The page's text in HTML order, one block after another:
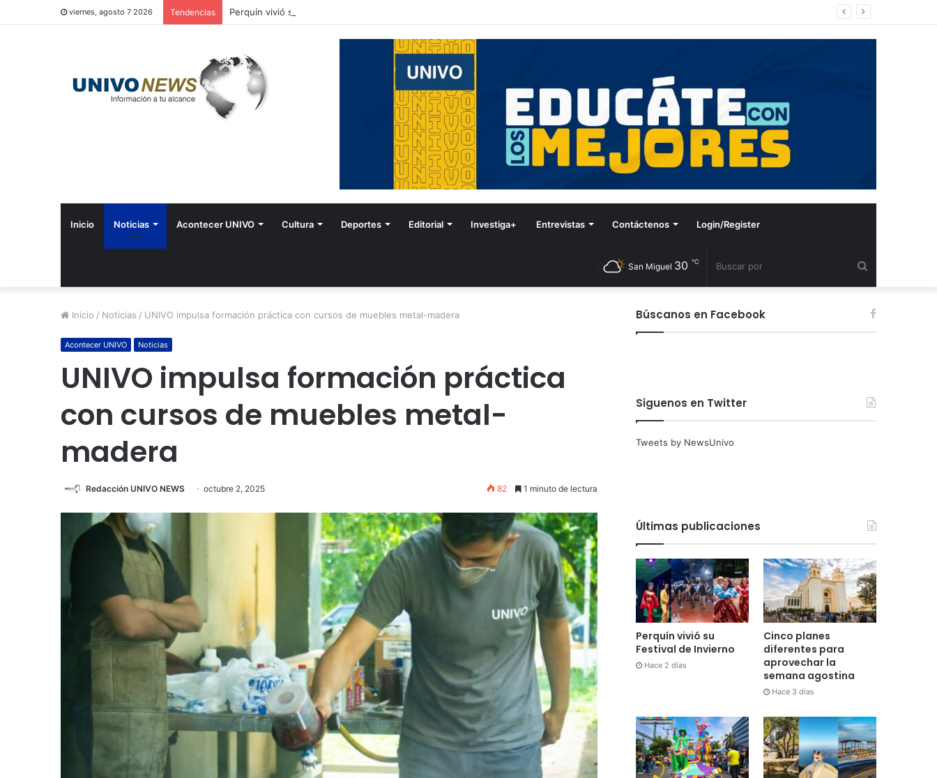
viernes, agosto 7 2026 Tendencias Perquín vivió su Festival de Invierno
Inicio Noticias Acontecer UNIVO Cultura Deportes Editorial Investiga+ Entrevistas Contáctenos Login/Register
por
San Miguel 30 ℃
Inicio / Noticias / UNIVO impulsa formación práctica con cursos de muebles metal-madera
Acontecer UNIVO Noticias
UNIVO impulsa formación práctica
con cursos de muebles metal-
madera
Redacción UNIVO NEWS octubre 2, 2025 82 1 minuto de lectura
Búscanos en Facebook
Siguenos en Twitter
Tweets by NewsUnivo
Últimas publicaciones
Perquín vivió su
Festival de Invierno
Hace 2 días
Cinco planes
diferentes para
aprovechar la
semana agostina
Hace 3 días